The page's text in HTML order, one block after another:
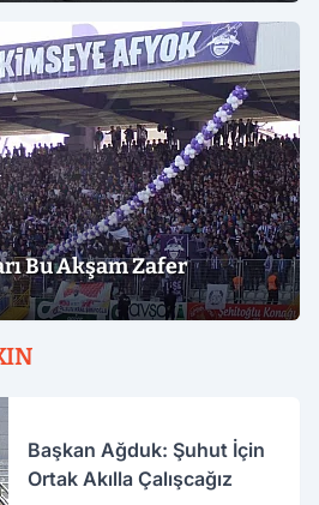
Bu Akşam Zafer
Başkan Ağduk: Şuhut İçin
Ortak Akılla Çalışcağız